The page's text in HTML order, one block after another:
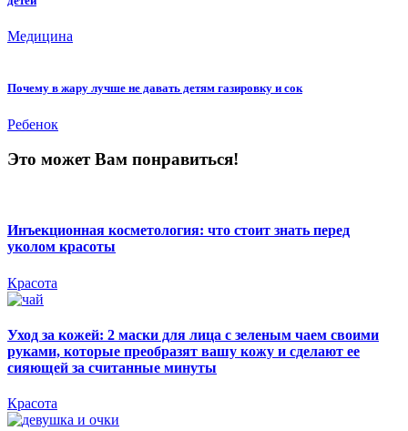
Медицина
Почему в жару лучше не давать детям газировку и сок
Ребенок
Это может Вам понравиться!
Инъекционная косметология: что стоит знать перед
уколом красоты
Красота
Уход за кожей: 2 маски для лица с зеленым чаем своими
руками, которые преобразят вашу кожу и сделают ее
сияющей за считанные минуты
Красота